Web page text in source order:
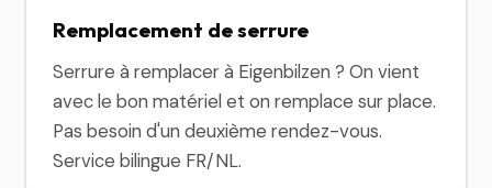
Remplacement de serrure
Serrure à remplacer à Eigenbilzen ? On vient
avec le bon matériel et on remplace sur place.
Pas besoin d'un deuxième rendez-vous.
Service bilingue FR/NL.